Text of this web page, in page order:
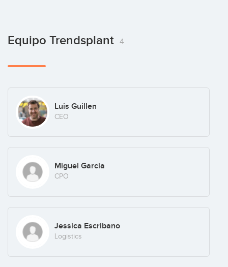
Equipo Trendsplant 4
Luis Guillen
CEO
Miguel Garcia
CPO
Jessica Escribano
Logistics